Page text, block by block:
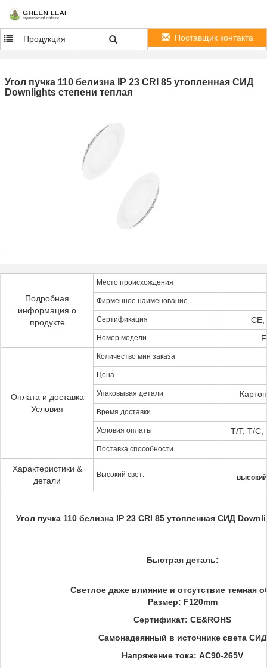
Продукция Поставщик контакта
Угол пучка 110 белизна IP 23 CRI 85 утопленная СИД
Downlights степени теплая
Подробная
информация о
продукте
Место происхождения
Фирменное наименование
Сертификация CE,
Номер модели
Оплата и доставка
Условия
Количество мин заказа
Цена
Упаковывая детали
Время доставки
Условия оплаты T/T, T/C,
Поставка способности
Характеристики &
детали
Высокий свет:
Угол пучка 110 белизна IP 23 CRI 85 утопленная СИД
Быстрая деталь:
Светлое даже влияние и отсутствие темная
Размер: F120mm
Сертификат: CE&ROHS
Самонадеянный в источнике света СИД
Напряжение тока: AC90-265V